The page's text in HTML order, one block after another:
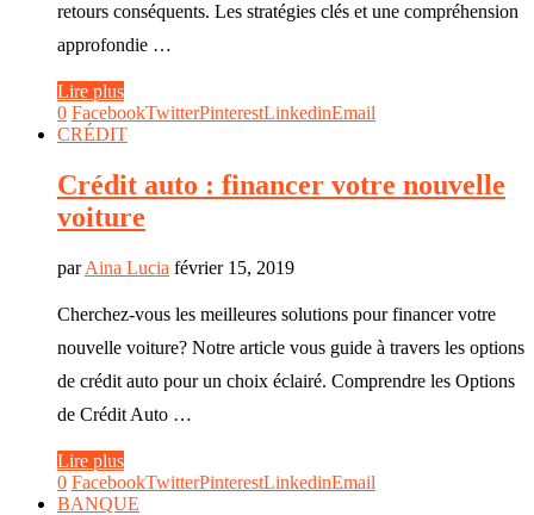
retours conséquents. Les stratégies clés et une compréhension
approfondie …
Lire plus
0 FacebookTwitterPinterestLinkedinEmail
CRÉDIT
Crédit auto : financer votre nouvelle
voiture
parAina Lucia février 15, 2019
Cherchez-vous les meilleures solutions pour financer votre
nouvelle voiture? Notre article vous guide à travers les options
de crédit auto pour un choix éclairé. Comprendre les Options
de Crédit Auto …
Lire plus
0 FacebookTwitterPinterestLinkedinEmail
BANQUE